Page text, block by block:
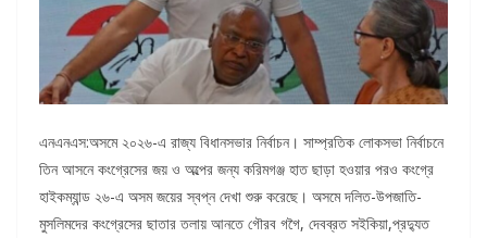
এনএনএস:অসমে ২০২৬-এ রাজ্য বিধানসভার নির্বাচন। সাম্প্রতিক লোকসভা নির্বাচনে
তিন আসনে কংগ্রেসের জয় ও অল্পের জন্য করিমগঞ্জ হাত ছাড়া হওয়ার পরও কংগ্রে
হাইকম্যান্ড ২৬-এ অসম জয়ের স্বপ্ন দেখা শুরু করেছে। অসমে দলিত-উপজাতি-
মুসলিমদের কংগ্রেসের ছাতার তলায় আনতে গৌরব গগৈ, দেবব্রত সইকিয়া,প্রদ্যুত